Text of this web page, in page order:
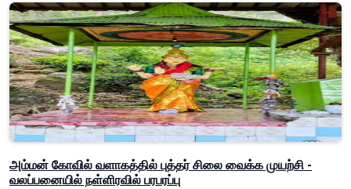
அம்மன் கோவில் வளாகத்தில் புத்தர் சிலை வைக்க முயற்சி -
வலப்பனையில் நள்ளிரவில் பரபரப்பு